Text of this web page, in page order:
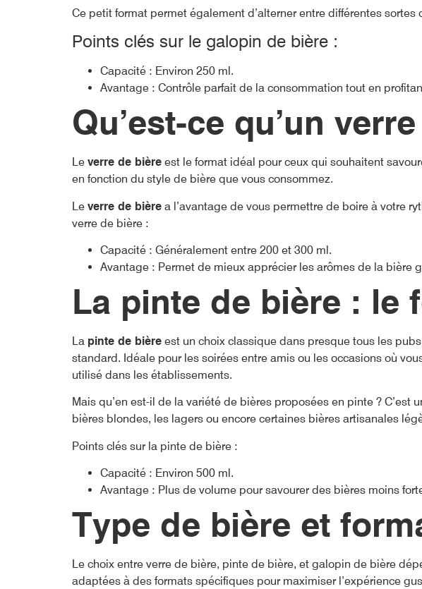
Ce petit format permet également d’alterner entre différentes
Points clés sur le galopin de bière :
Capacité : Environ 250 ml.
Avantage : Contrôle parfait de la consommation tout en
Qu’est-ce qu’un
Le verre de bière est le format idéal pour ceux qui souhaitent
en fonction du style de bière que vous consommez.
Le verre de bière a l’avantage de vous permettre de boire à votre
verre de bière :
Capacité : Généralement entre 200 et 300 ml.
Avantage : Permet de mieux apprécier les arômes de la bière
La pinte de bière : le
La pinte de bière est un choix classique dans presque tous les
standard. Idéale pour les soirées entre amis ou les occasions où
utilisé dans les établissements.
Mais qu’en est-il de la variété de bières proposées en pinte ?
bières blondes, les lagers ou encore certaines bières artisanales
Points clés sur la pinte de bière :
Capacité : Environ 500 ml.
Avantage : Plus de volume pour savourer des bières moins
Type de bière et
Le choix entre verre de bière, pinte de bière, et galopin de bière
adaptées à des formats spécifiques pour maximiser l’expérience